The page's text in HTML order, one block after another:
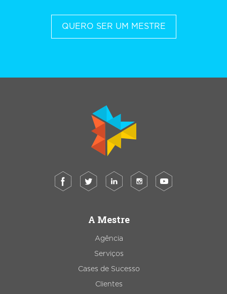
QUERO SER UM MESTRE
A Mestre
Agência
Serviços
Cases de Sucesso
Clientes